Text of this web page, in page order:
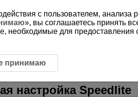
настройка Speedlite
с пользователем,
», вы соглашаетесь принять
необходимые для
принимаю